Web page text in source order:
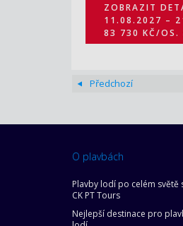
ZOBRAZIT
11.08.2027 –
83 730 KČ/OS.
Předchozí
O plavbách
Plavby lodí po celém světě
CK PT Tours
Nejlepší destinace pro